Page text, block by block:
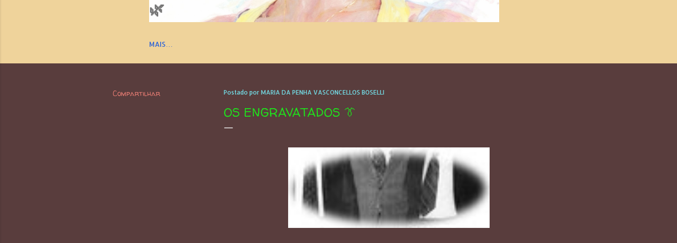
🌿
MAIS…
Compartilhar Postado por MARIA DA PENHA VASCONCELLOS BOSELLI
OS ENGRAVATADOS 👔